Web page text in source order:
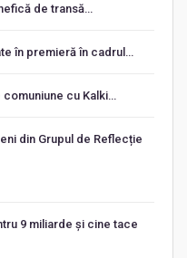
de transă…
în premieră în cadrul…
comuniune cu Kalki…
din Grupul de Reflecție
9 miliarde și cine tace